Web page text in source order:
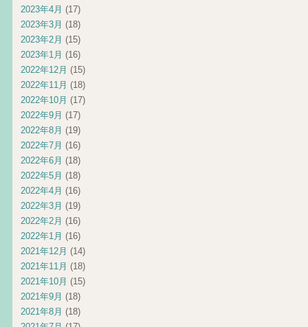
2023年4月 (17)
2023年3月 (18)
2023年2月 (15)
2023年1月 (16)
2022年12月 (15)
2022年11月 (18)
2022年10月 (17)
2022年9月 (17)
2022年8月 (19)
2022年7月 (16)
2022年6月 (18)
2022年5月 (18)
2022年4月 (16)
2022年3月 (19)
2022年2月 (16)
2022年1月 (16)
2021年12月 (14)
2021年11月 (18)
2021年10月 (15)
2021年9月 (18)
2021年8月 (18)